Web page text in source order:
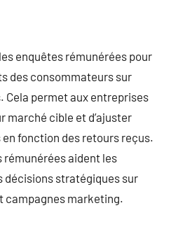
enquêtes rémunérées pour
des consommateurs sur
Cela permet aux entreprises
marché cible et d’ajuster
fonction des retours reçus.
rémunérées aident les
décisions stratégiques sur
campagnes marketing.